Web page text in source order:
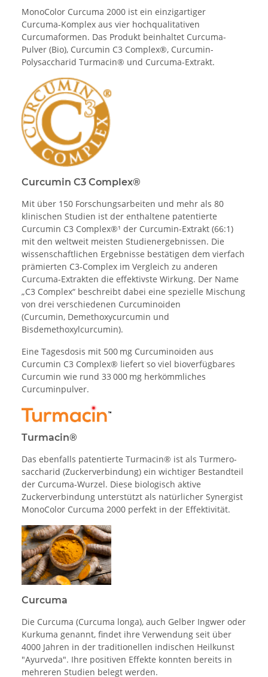
MonoColor Curcuma 2000 ist ein einzigartiger
Curcuma-Komplex aus vier hochqualitativen
Curcumaformen. Das Produkt beinhaltet Curcuma-
Pulver (Bio), Curcumin C3 Complex®, Curcumin-
Polysaccharid Turmacin® und Curcuma-Extrakt.
Curcumin C3 Complex®
Mit über 150 Forschungsarbeiten und mehr als 80
klinischen Studien ist der enthaltene patentierte
Curcumin C3 Complex®¹ der Curcumin-Extrakt (66:1)
mit den weltweit meisten Studienergebnissen. Die
wissenschaftlichen Ergebnisse bestätigen dem vierfach
prämierten C3-Complex im Vergleich zu anderen
Curcuma-Extrakten die effektivste Wirkung. Der Name
„C3 Complex“ beschreibt dabei eine spezielle Mischung
von drei verschiedenen Curcuminoiden
(Curcumin, Demethoxycurcumin und
Bisdemethoxylcurcumin).
Eine Tagesdosis mit 500 mg Curcuminoiden aus
Curcumin C3 Complex® liefert so viel bioverfügbares
Curcumin wie rund 33 000 mg herkömmliches
Curcuminpulver.
Turmacin®
Das ebenfalls patentierte Turmacin® ist als Turmero­
saccharid (Zuckerverbindung) ein wichtiger Bestandteil
der Curcuma-Wurzel. Diese biologisch aktive
Zuckerverbindung unterstützt als natürlicher Synergist
MonoColor Curcuma 2000 perfekt in der Effektivität.
Curcuma
Die Curcuma (Curcuma longa), auch Gelber Ingwer oder
Kurkuma genannt, findet ihre Verwendung seit über
4000 Jahren in der traditionellen indischen Heilkunst
"Ayurveda". Ihre positiven Effekte konnten bereits in
mehreren Studien belegt werden.